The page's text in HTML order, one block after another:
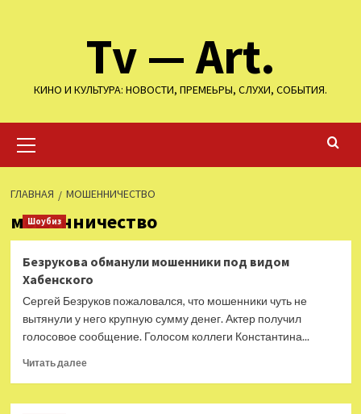
Tv — Art.
КИНО И КУЛЬТУРА: НОВОСТИ, ПРЕМЕЬРЫ, СЛУХИ, СОБЫТИЯ.
меню
ГЛАВНАЯ МОШЕННИЧЕСТВО
мошенничество
Шоубиз
Безрукова обманули мошенники под видом
Хабенского
Сергей Безруков пожаловался, что мошенники чуть не
вытянули у него крупную сумму денег. Актер получил
голосовое сообщение. Голосом коллеги Константина...
Читать далееПрочитать
Безрукова